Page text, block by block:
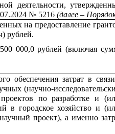
деятельности,
№ 5216(далее –
на предоставление
рублей.
000,0 рублей (включая
обеспечения затрат в
(научно-
по разработке и
в городское хозяйство и
проект), а именно